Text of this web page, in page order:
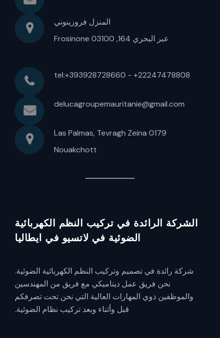
المنزل فروزينوني
عبر البحري 164, 03100 Frosinone
tel:+393928728660 - +22247478808
delucagroupemauritanie@gmail.com
Las Palmas, Tevragh Zeina 0179
Nouakchott
الشركة الرائدة في تركيب النظم الكهربائية
الضوئية في لاتسيو في ايطاليا
شركة رائدة في تصميم وتركيب النظم الكهربائية الضوئية.
نحن فريق عمل ديناميكي مع فريق من المهندسين
والموظفين ذوي المهارات العالية التي نحن تحت تصرفكم
قبل وأثناء وبعد تركيب نظام الضوئية.